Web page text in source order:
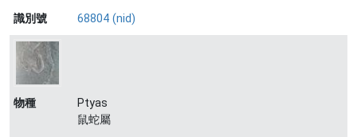
識別號
68804 (nid)
物種
Ptyas
鼠蛇屬